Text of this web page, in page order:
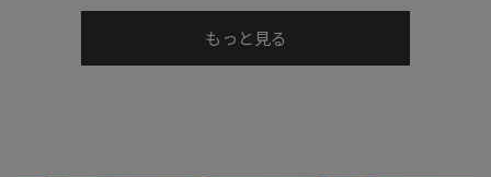
もっと見る